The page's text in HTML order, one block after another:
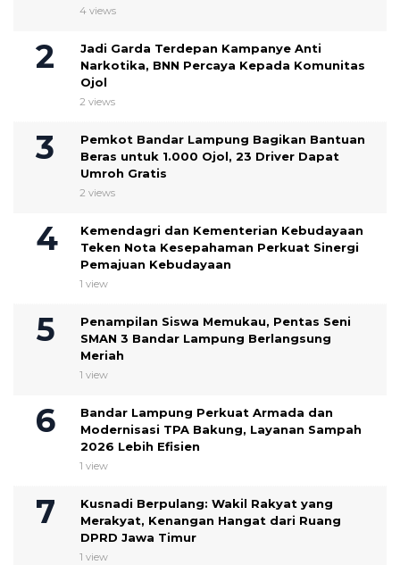
4 views
Jadi Garda Terdepan Kampanye Anti
Narkotika, BNN Percaya Kepada Komunitas
Ojol
2 views
Pemkot Bandar Lampung Bagikan Bantuan
Beras untuk 1.000 Ojol, 23 Driver Dapat
Umroh Gratis
2 views
Kemendagri dan Kementerian Kebudayaan
Teken Nota Kesepahaman Perkuat Sinergi
Pemajuan Kebudayaan
1 view
Penampilan Siswa Memukau, Pentas Seni
SMAN 3 Bandar Lampung Berlangsung
Meriah
1 view
Bandar Lampung Perkuat Armada dan
Modernisasi TPA Bakung, Layanan Sampah
2026 Lebih Efisien
1 view
Kusnadi Berpulang: Wakil Rakyat yang
Merakyat, Kenangan Hangat dari Ruang
DPRD Jawa Timur
1 view